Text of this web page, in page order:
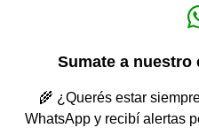
Sumate a nuestro
🌾 ¿Querés estar
WhatsApp y recibí alertas